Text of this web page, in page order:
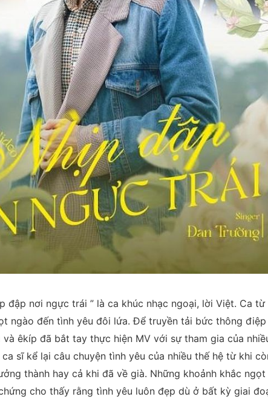
đập nơi ngực trái ” là ca khúc nhạc ngoại, lời Việt. Ca từ
ngào đến tình yêu đôi lứa. Để truyền tải bức thông điệp
êkíp đã bắt tay thực hiện MV với sự tham gia của
sĩ kể lại câu chuyện tình yêu của nhiều thế hệ từ khi
thành hay cả khi đã về già. Những khoảnh khắc ngọt
cho thấy rằng tình yêu luôn đẹp dù ở bất kỳ giai